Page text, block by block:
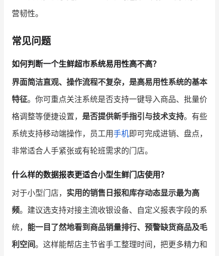
营韧性。
常见问题
如何判断一个生鲜超市系统易用性高不高？
界面简洁直观、操作流程不复杂，是高易用性系统的基本
特征。你可重点关注系统是否支持一键导入商品、批量价
格调整等便捷设置， 是否提供新手指引与技术支持。有些
系统支持移动端操作，员工用手机即可完成进销、盘点，
非常适合人手紧张或有轮班需求的门店。
什么样的数据报表更适合小型生鲜门店使用？
对于小型门店， 实用的销售日报和库存动态显示最为高
频。建议选支持对接主流收银设备、自定义报表字段的系
统， 能一目了然地看到商品销量排行、预警缺货商品及毛
利空间。这样能帮店主节省手工整理时间，把更多精力和